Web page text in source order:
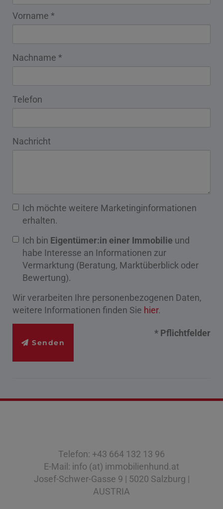
Vorname
Nachname
Telefon
Nachricht
Ich möchte weitere Marketinginformationen
erhalten.
Ich bin Eigentümer:in einer Immobilie und
habe Interesse an Informationen zur
Vermarktung (Beratung, Marktüberblick oder
Bewertung).
Wir verarbeiten Ihre personenbezogenen Daten,
weitere Informationen finden Sie hier.
Senden
* Pflichtfelder
Telefon: +43 664 132 13 96
E-Mail: info (at) immobilienhund.at
Josef-Schwer-Gasse 9 | 5020 Salzburg |
AUSTRIA